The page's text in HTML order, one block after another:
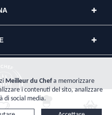
- Tutti i diritti riservati.
Meilleur du Chefa memorizzare
i contenuti del sito, analizzare
di social media.